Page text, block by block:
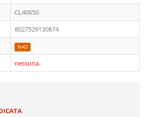
CL40650
8027529130874
NAD
nessuna.